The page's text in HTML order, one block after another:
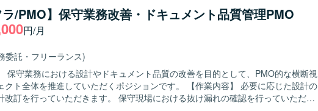
の両面でスキルアップが可能です。また、社内説明資料や比較資料の作成を通じ
けのプレゼンテーションや意思決定支援の経験も積んでいただけます。 【開発環
などのタスク管理サービスを活用しながら、各種管理表や資料の作成・更新を行っ
定です。詳細なシステム環境については、ベンダー選定後に確定していく計画で
た移行作業とその検証を行っていただきます。 【求める人物像】 システム
タ構造を自ら積極的に理解しようとする姿勢があり、複雑なデータ構造やマッピ
整理しながら着実に実装を進めていただける方を求めております。関係者とコミ
ンを取りながら、品質と効率の両立を意識して作業いただける方が望ましいで
データ移行の専門家として携わっていただけます。新旧システム双方のデータモ
ながら移行設計を行うため、DB設計やデータ利活用に関する知見を深めることが
Enterprise Linux、フレームワークはSpring Bootを利用した環境で開発を行って
ラ/PMO】保守業務改善・ドキュメント品質管理PMO
円/月
委託・フリーランス)
保守業務における設計やドキュメント品質の改善を目的として、PMO的な横断視
を推進していただくポジションです。 【作業内容】 必要に応じた設計の
改訂を行っていただきます。 保守現場における抜け漏れの確認を行っていただき